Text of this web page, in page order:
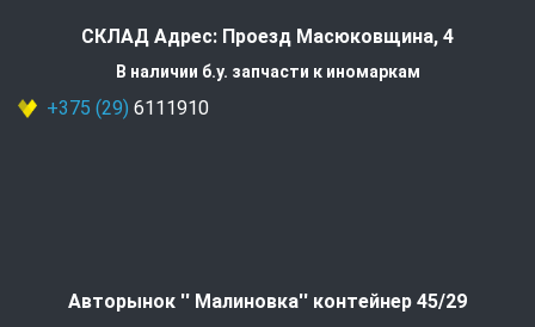
СКЛАД Адрес: Проезд Масюковщина, 4
В наличии б.у. запчасти к иномаркам
+375 (29) 6111910
Авторынок '' Малиновка'' контейнер 45/29